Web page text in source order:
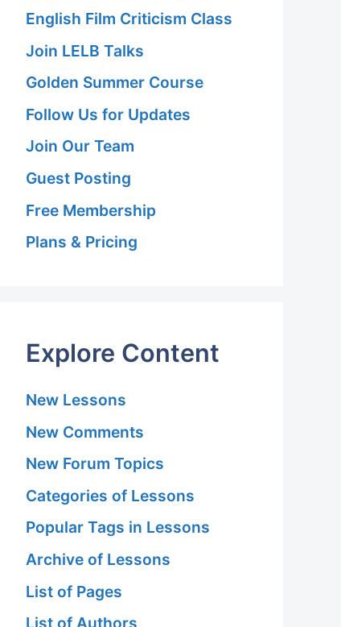
English Film Criticism Class
Join LELB Talks
Golden Summer Course
Follow Us for Updates
Join Our Team
Guest Posting
Free Membership
Plans & Pricing
Explore Content
New Lessons
New Comments
New Forum Topics
Categories of Lessons
Popular Tags in Lessons
Archive of Lessons
List of Pages